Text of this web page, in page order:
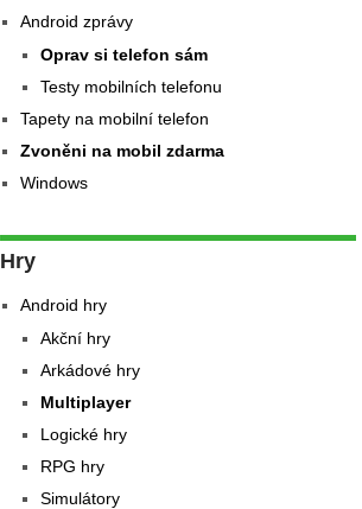
Android zprávy
Oprav si telefon sám
Testy mobilních telefonu
Tapety na mobilní telefon
Zvoněni na mobil zdarma
Windows
Hry
Android hry
Akční hry
Arkádové hry
Multiplayer
Logické hry
RPG hry
Simulátory